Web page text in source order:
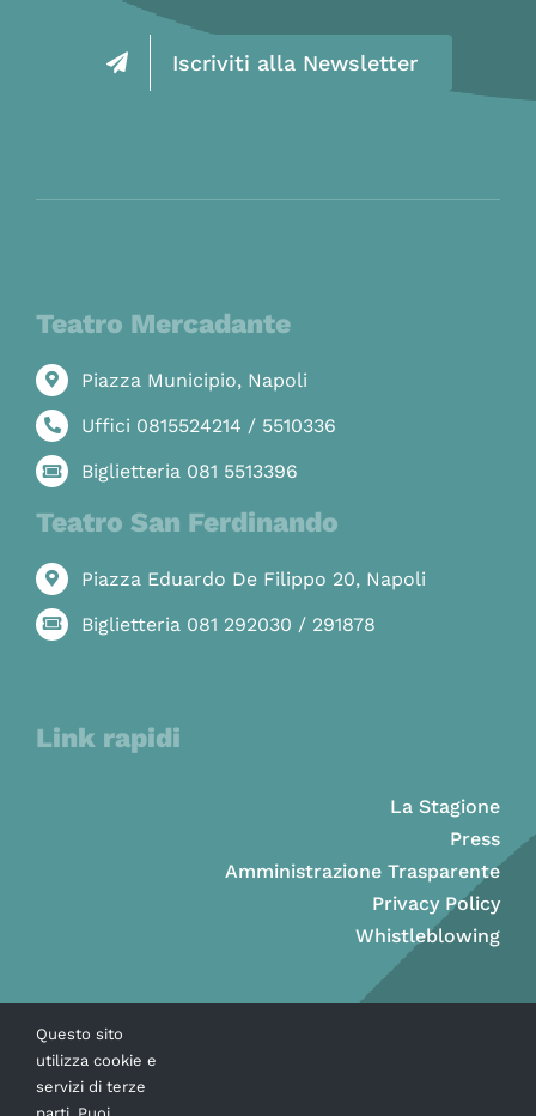
Iscriviti alla Newsletter
Teatro Mercadante
Piazza Municipio, Napoli
Uffici 0815524214 / 5510336
Biglietteria 081 5513396
Teatro San Ferdinando
Piazza Eduardo De Filippo 20, Napoli
Biglietteria 081 292030 / 291878
Link rapidi
La Stagione
Press
Amministrazione Trasparente
Privacy Policy
Whistleblowing
Questo sito
utilizza cookie e
servizi di terze